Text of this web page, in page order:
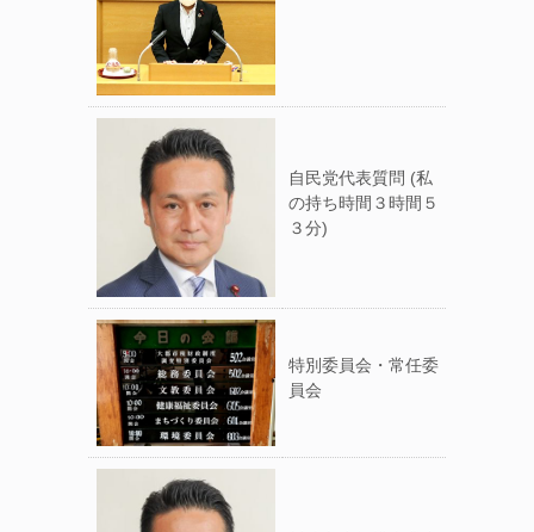
自民党代表質問 (私
の持ち時間３時間５
３分)
特別委員会・常任委
員会